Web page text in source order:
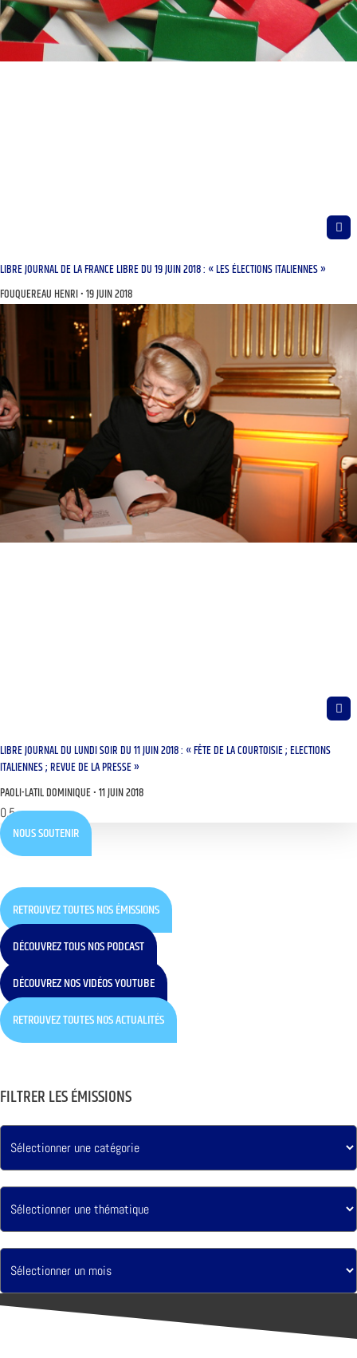
LIBRE JOURNAL DE LA FRANCE LIBRE DU 19 JUIN 2018 : « LES ÉLECTIONS ITALIENNES »
FOUQUEREAU HENRI 19 JUIN 2018
LIBRE JOURNAL DU LUNDI SOIR DU 11 JUIN 2018 : « FÊTE DE LA COURTOISIE ; ELECTIONS
ITALIENNES ; REVUE DE LA PRESSE »
PAOLI-LATIL DOMINIQUE 11 JUIN 2018
NOUS SOUTENIR
RETROUVEZ TOUTES NOS ÉMISSIONS
DÉCOUVREZ TOUS NOS PODCAST
DÉCOUVREZ NOS VIDÉOS YOUTUBE
RETROUVEZ TOUTES NOS ACTUALITÉS
FILTRER LES ÉMISSIONS